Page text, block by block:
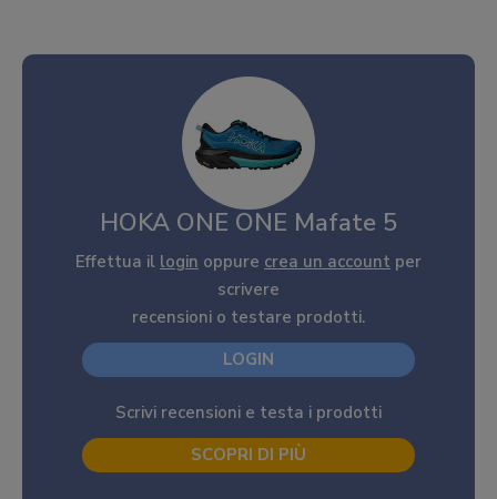
HOKA ONE ONE Mafate 5
Effettua il login oppure crea un account per
scrivere
recensioni o testare prodotti.
LOGIN
Scrivi recensioni e testa i prodotti
SCOPRI DI PIÙ